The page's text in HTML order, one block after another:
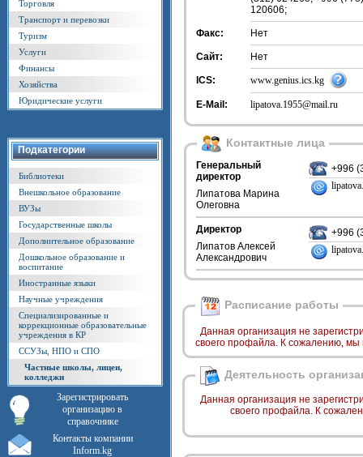
Торговля
Транспорт и перевозки
Туризм
Услуги
Финансы
Хозяйства
Юридические услуги
Подкатегории
Библиотеки
Внешкольное образование
ВУЗы
Государственные школы
Дополнительное образование
Дошкольное образование и
воспитание
Иностранные языки
Научные учреждения
Специализированные и
коррекционные образовательные
учреждения в КР
ССУЗы, НПО и СПО
Частные школы, лицеи,
колледжи
Зарегистрировать
организацию в
справочнике
Контакты компании
Inform.kg
120606;
Факс: Нет
Сайт: Нет
ICS: www.genius.ics.kg
E-Mail: lipatova.1955@mail.ru
Контактные лица
Генеральный
директор
Липатова Марина
Олеговна
+996
Директор
Липатов Алексей
Александрович
+996
Расписание работы
Данная организация не
своего профайла. К сожалению,
Деятельность
Данная организация не
своего профайла. К